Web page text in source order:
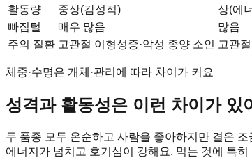
활동량
중상(감성적)
상(에
빠짐털
매우 많음
많음
주의 질환 고관절 이형성증·악성 종양 소인 고관
체중·수명은 개체·관리에 따라 차이가 커요
성격과 활동성은 이런 차이가 있
두 품종 모두 온순하고 사람을 좋아하지만 결은 조
에너지가 넘치고 호기심이 강해요. 먹는 것에 특